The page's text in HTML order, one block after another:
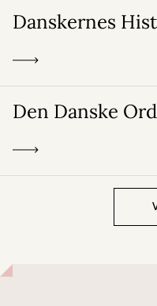
Danskernes
Den Danske